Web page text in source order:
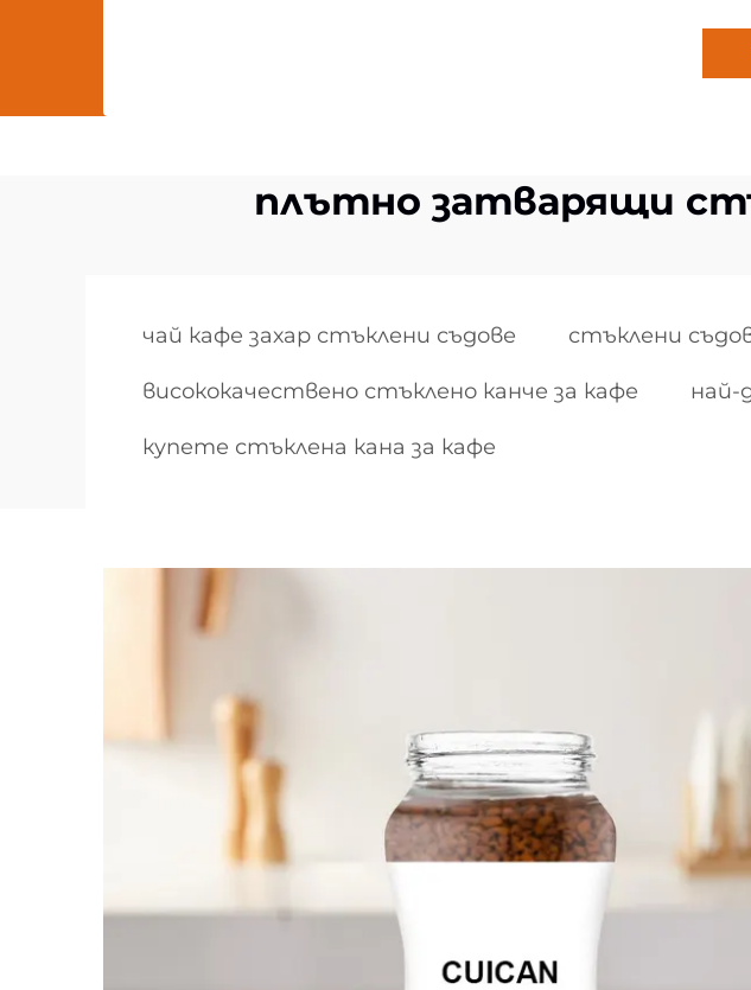
плътно затварящи
чай кафе захар стъклени съдове стъклени
висококачествено стъклено канче за кафе най-
купете стъклена кана за кафе